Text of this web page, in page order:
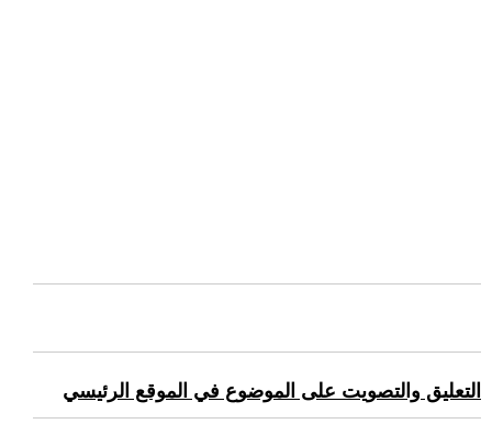
التعليق والتصويت على الموضوع في الموقع الرئيسي